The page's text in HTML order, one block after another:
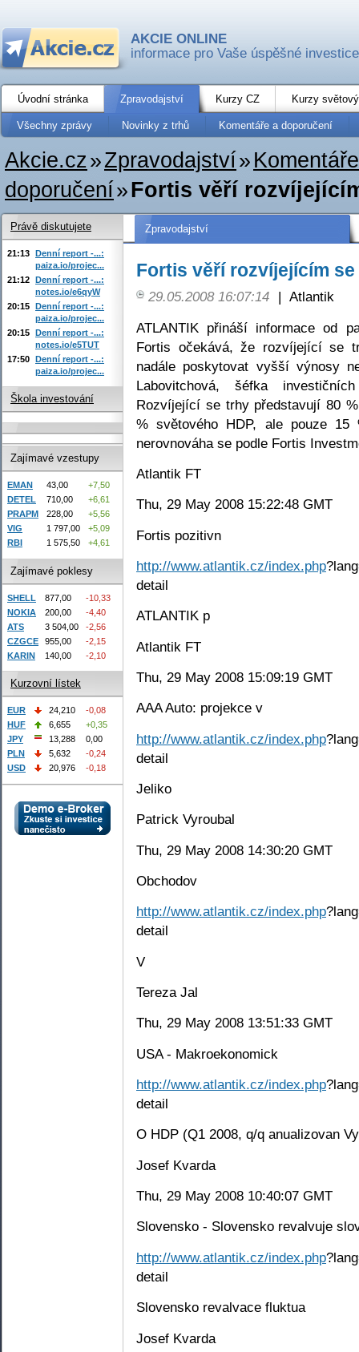
AKCIE ONLINE
informace pro Vaše úspěšné investice
Úvodní stránka Zpravodajství Kurzy CZ Kurzy
Všechny zprávy Novinky z trhů Komentáře a doporučení
Akcie.cz»Zpravodajství»
doporučení»Fortis věří
Zpravodajství
Fortis věří rozvíjejícím
29.05.2008 16:07:14 | Atlantik
ATLANTIK přináší informace od
Fortis očekává, že rozvíjející se
nadále poskytovat vyšší výnosy
Labovitchová, šéfka
Rozvíjející se trhy představují 80
% světového HDP, ale pouze 15
nerovnováha se podle Fortis
Atlantik FT
Thu, 29 May 2008 15:22:48 GMT
Fortis pozitivn
http://www.atlantik.cz/index.php
detail
ATLANTIK p
Atlantik FT
Thu, 29 May 2008 15:09:19 GMT
AAA Auto: projekce v
http://www.atlantik.cz/index.php
detail
Jeliko
Patrick Vyroubal
Thu, 29 May 2008 14:30:20 GMT
Obchodov
http://www.atlantik.cz/index.php
detail
V
Tereza Jal
Thu, 29 May 2008 13:51:33 GMT
USA - Makroekonomick
http://www.atlantik.cz/index.php
detail
O HDP (Q1 2008, q/q anualizovan
Josef Kvarda
Thu, 29 May 2008 10:40:07 GMT
Slovensko - Slovensko revalvuje
http://www.atlantik.cz/index.php
detail
Slovensko revalvace fluktua
Josef Kvarda
Právě diskutujete
21:13 Denní report -...:
paiza.io/projec...
21:12 Denní report -...:
notes.io/e6qyW
20:15 Denní report -...:
paiza.io/projec...
20:15 Denní report -...:
notes.io/e5TUT
17:50 Denní report -...:
paiza.io/projec...
Škola investování
Zajímavé vzestupy
EMAN 43,00
+7,50
DETEL
710,00
+6,61
PRAPM
228,00
+5,56
VIG
1 797,00
+5,09
RBI
1 575,50 +4,61
Zajímavé poklesy
SHELL 877,00
-10,33
NOKIA
200,00
-4,40
ATS
3 504,00
-2,56
CZGCE
955,00
-2,15
KARIN
140,00 -2,10
Kurzovní lístek
EUR 24,210
-0,08
HUF
6,655
+0,35
JPY
13,288
0,00
PLN
5,632
-0,24
USD
20,976 -0,18